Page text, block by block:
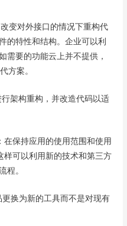
改变对外接口的情况下重构代
的特性和结构。企业可以利
需要的功能云上并不提供，
方案。
行架构重构，并改造代码以适
在保持应用的使用范围和使用
可以利用新的技术和第三方
程。
更换为新的工具而不是对现有